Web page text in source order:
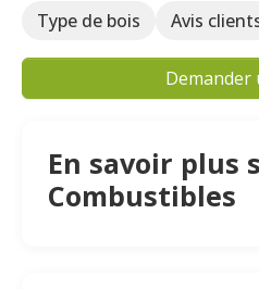
Type de bois Avis
Demander
En savoir plus
Combustibles